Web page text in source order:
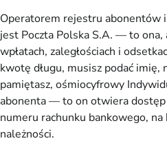
Operatorem rejestru abonentów
jest Poczta Polska S.A. — to ona,
wpłatach, zaległościach i
kwotę długu, musisz podać imię,
pamiętasz, ośmiocyfrowy
abonenta — to on otwiera
numeru rachunku bankowego, na
należności.